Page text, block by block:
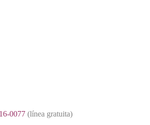
0077 (línea gratuita)